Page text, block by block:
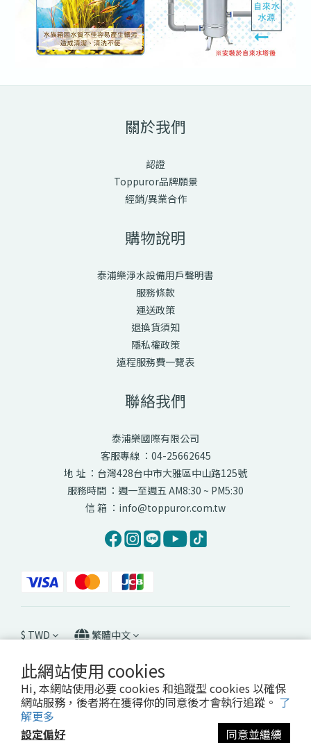
此網站使用 cookies
Hi, 本網站使用必要 cookies 和追蹤型 cookies 以確保
網站服務，後者將在獲得你的同意後才會執行追蹤。 了
解更多
設定偏好
同意並繼續
關於我們
認證
Toppuror品牌願景
經銷/異業合作
購物說明
泰浦樂淨水設備用戶聲明書
服務條款
運送政策
退換貨須知
隱私權政策
遠程服務費一覽表
聯絡我們
泰浦樂國際有限公司
客服專線 ：04-25662645
地 址 ：台灣428台中市大雅區中山路125號
服務時間 ：週一至週五 AM8:30 ~ PM5:30
信 箱 ：info@toppuror.com.tw
$TWD 繁體中文
Copyright© Toppuror International Company All Rights Reserved.